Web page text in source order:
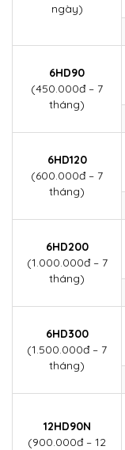
ngày)
6HD90
(450.000đ – 7
tháng)
6HD120
(600.000đ – 7
tháng)
6HD200
(1.000.000đ – 7
tháng)
6HD300
(1.500.000đ – 7
tháng)
12HD90N
(900.000đ – 12